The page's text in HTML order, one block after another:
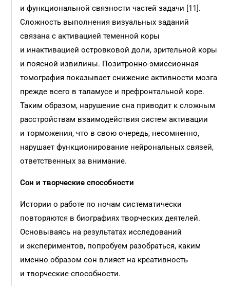
и функциональной связности частей задачи [11].
Сложность выполнения визуальных заданий
связана с активацией теменной коры
и инактивацией островковой доли, зрительной коры
и поясной извилины. Позитронно-эмиссионная
томография показывает снижение активности мозга
прежде всего в таламусе и префронтальной коре.
Таким образом, нарушение сна приводит к сложным
расстройствам взаимодействия систем активации
и торможения, что в свою очередь, несомненно,
нарушает функционирование нейрональных связей,
ответственных за внимание.
Сон и творческие способности
Истории о работе по ночам систематически
повторяются в биографиях творческих деятелей.
Основываясь на результатах исследований
и экспериментов, попробуем разобраться, каким
именно образом сон влияет на креативность
и творческие способности.